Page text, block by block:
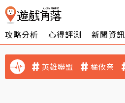
攻略分析 心得評測 新聞資訊
英雄聯盟 橘攸奈